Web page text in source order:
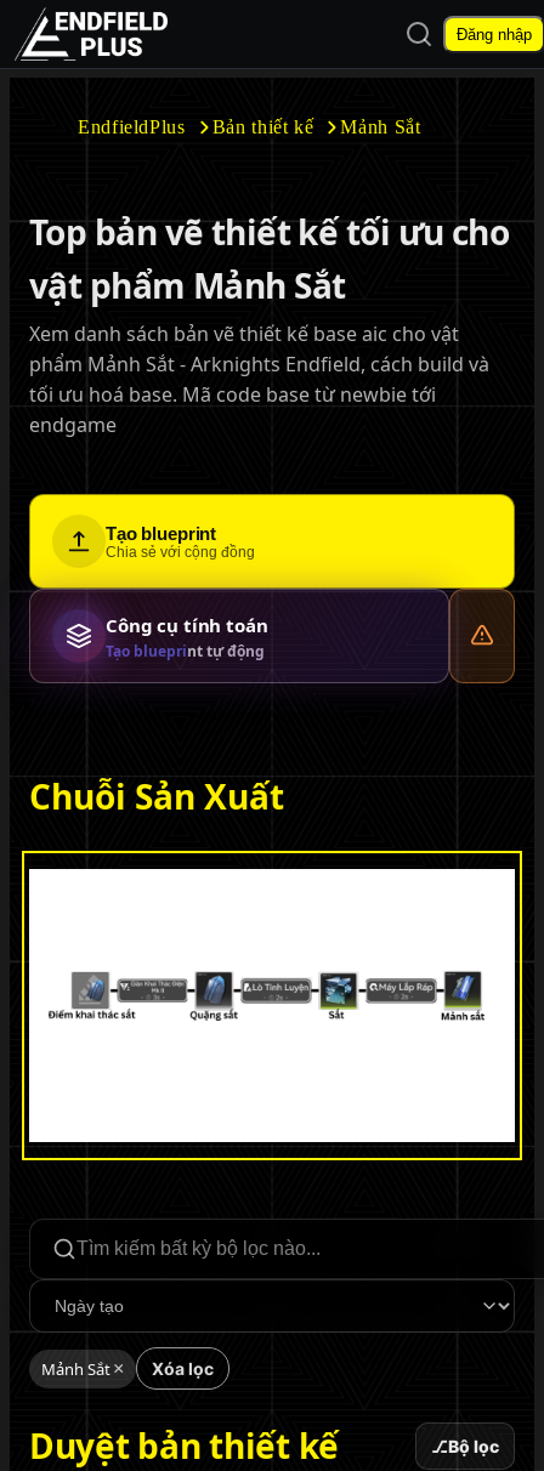
EndfieldPlus
menu con
Mở tìm kiếmĐăng nhập
EndfieldPlus Bản thiết kế Mảnh Sắt
Top bản vẽ thiết kế tối ưu cho
vật phẩm Mảnh Sắt
Xem danh sách bản vẽ thiết kế base aic cho vật
phẩm Mảnh Sắt - Arknights Endfield, cách build và
tối ưu hoá base. Mã code base từ newbie tới
endgame
Tạo blueprint
Chia sẻ với cộng đồng
Công cụ tính toán
Tạo blueprint tự động
Chuỗi Sản Xuất
Tìm kiếm bộ lọc
Sắp xếp
Mảnh Sắt× Xóa lọc
Duyệt bản thiết kế ⎇Bộ lọc